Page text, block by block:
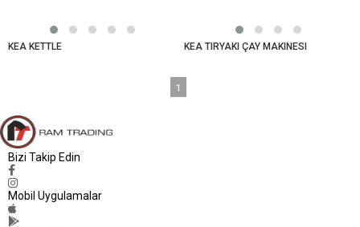
KEA KETTLE KEA TIRYAKI ÇAY MAKINESI
1
Bizi Takip Edin
Mobil Uygulamalar